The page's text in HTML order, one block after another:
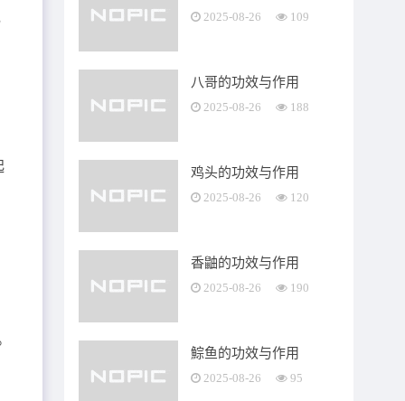
2025-08-26 109
八哥的功效与作用
2025-08-26 188
鸡头的功效与作用
2025-08-26 120
香鼬的功效与作用
2025-08-26 190
鯮鱼的功效与作用
2025-08-26 95